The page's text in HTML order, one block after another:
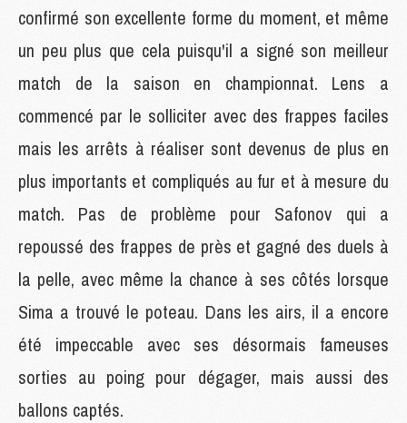
confirmé son excellente forme du moment, et même
un peu plus que cela puisqu'il a signé son meilleur
match de la saison en championnat. Lens a
commencé par le solliciter avec des frappes faciles
mais les arrêts à réaliser sont devenus de plus en
plus importants et compliqués au fur et à mesure du
match. Pas de problème pour Safonov qui a
repoussé des frappes de près et gagné des duels à
la pelle, avec même la chance à ses côtés lorsque
Sima a trouvé le poteau. Dans les airs, il a encore
été impeccable avec ses désormais fameuses
sorties au poing pour dégager, mais aussi des
ballons captés.